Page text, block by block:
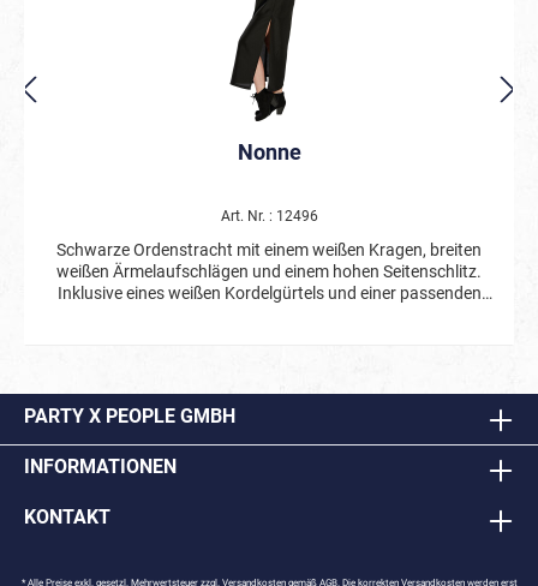
Nonne
Art. Nr. : 12496
Schwarze Ordenstracht mit einem weißen Kragen, breiten
weißen Ärmelaufschlägen und einem hohen Seitenschlitz.
Inklusive eines weißen Kordelgürtels und einer passenden
PARTY X PEOPLE GMBH
INFORMATIONEN
KONTAKT
* Alle Preise exkl. gesetzl. Mehrwertsteuer zzgl. Versandkostengemäß AGB. Die korrekten Versandkosten werden erst